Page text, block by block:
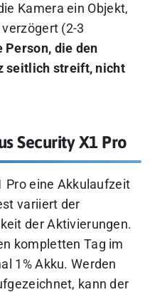
Kamera ein Objekt,
(2-3
die den
seitlich streift, nicht
Security X1 Pro
Pro eine Akkulaufzeit
variiert der
der Aktivierungen.
kompletten Tag im
1% Akku. Werden
kann der